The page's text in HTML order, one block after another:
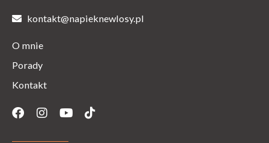
kontakt@napieknewlosy.pl
O mnie
Porady
Kontakt
Facebook
Instagram
YoutubeTiktok